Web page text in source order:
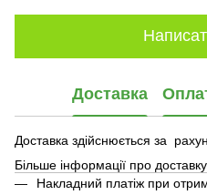
Доставка
Доставка здійснюється за
Більше інформації про доставку
Накладний платіж при